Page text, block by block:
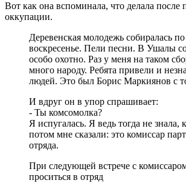
Вот как она вспоминала, что делала после
оккупации.
Деревенская молодежь собиралась
воскресенье. Пели песни. В Ушалы
особо охотно. Раз у меня на таком
много народу. Ребята привели и
людей. Это был Борис Маркиянов с
И вдруг он в упор спрашивает:
- Ты комсомолка?
Я испугалась. Я ведь тогда не знала,
потом мне сказали: это комиссар
отряда.
При следующей встрече с
проситься в отряд